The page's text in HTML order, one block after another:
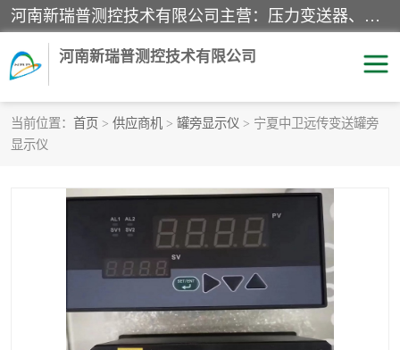
河南新瑞普测控技术有限公司主营：压力变送器、液位变送器、差压变送器、雷达料位计、电容物位计、温度显示控制仪表、电量变送器、流量计、工业自动化系统成套设备。
河南新瑞普测控技术有限公司
当前位置： 首页 > 供应商机 > 罐旁显示仪 > 宁夏中卫远传变送罐旁
显示仪
霍尼韦尔压力变送器
1151/3351产品分类 精巧型压力变送器
雷达料位计
标准型工业压力变送器 罐旁显示仪
差压变送器 温度传感器变送器